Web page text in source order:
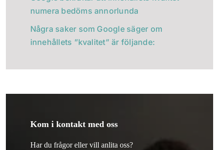
numera bedöms annorlunda
Några saker som Google säger om
innehållets ”kvalitet” är följande:
Kom i kontakt med oss
Har du frågor eller vill anlita oss?